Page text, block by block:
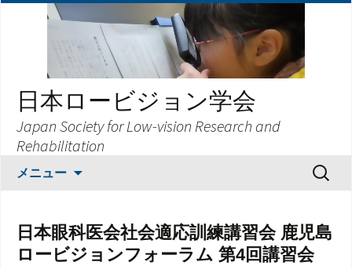
日本ロービジョン学会
Japan Society for Low-vision Research and
Rehabilitation
メニュー
ツ
へ
検
索:
日本眼科医会社会適応訓練講習会 鹿児島
ロービジョンフォーラム 第4回講習会